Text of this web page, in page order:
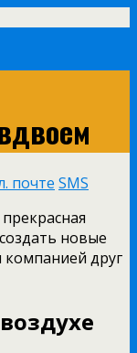
почте SMS
новые
компанией друг